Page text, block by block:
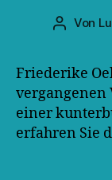
Von
Friederike
vergangenen
einer
erfahren Sie